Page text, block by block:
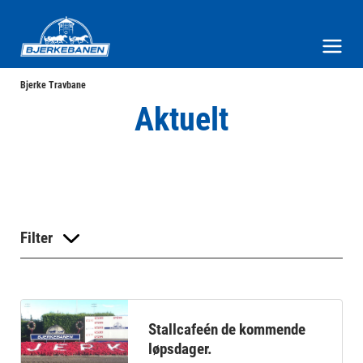
Bjerke Travbane
Aktuelt
Filter
Stallcafeén de kommende
løpsdager.